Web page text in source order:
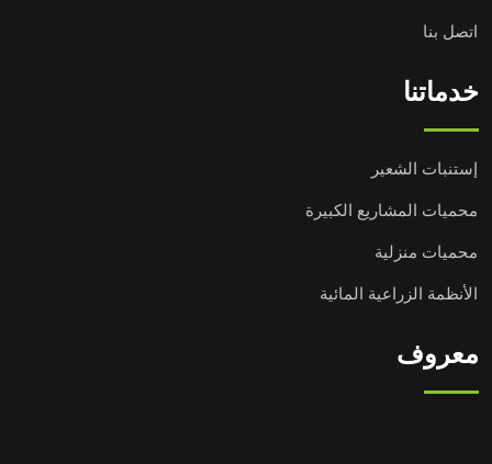
اتصل بنا
خدماتنا
إستنبات الشعير
محميات المشاريع الكبيرة
محميات منزلية
الأنظمة الزراعية المائية
معروف